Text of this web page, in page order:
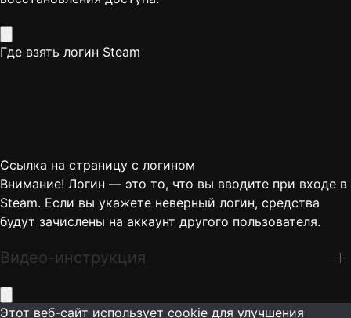
Где взять логин Steam
Ссылка на страницу с логином
Внимание! Логин — это то, что вы вводите при входе в
Steam. Если вы укажете неверный логин, средства
будут зачислены на аккаунт другого пользователя.
Видео-инструкция
Этот веб-сайт использует cookie для улучшения